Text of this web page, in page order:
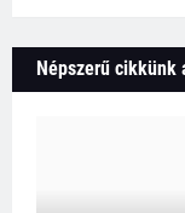
Népszerű cikkünk